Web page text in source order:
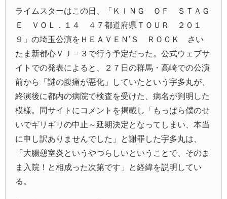
ライムスターはこの日、「ＫＩＮＧ ＯＦ ＳＴＡＧ
Ｅ ＶＯＬ．１４ ４７都道府県ＴＯＵＲ ２０１
９」の埼玉公演をＨＥＡＶＥＮ’Ｓ ＲＯＣＫ さい
たま新都心ＶＪ－３で行う予定だった。公式ウェブサ
イトでの発表によると、２７日の群馬・高崎での公演
前から「謎の腹痛が悪化」していたという宇多丸が、
終演後に都内の病院で検査を受けた、病名が判明した
模様。同サイトにコメントを掲載し「もっぱら僕のせ
いでギリギリの中止～延期決定となってしまい、本当
に申し訳ありませんでした」と謝罪した宇多丸は、
「大腸憩室炎というやつらしいということで、そのま
ま入院！と相成った次第です」と経緯を説明してい
る。